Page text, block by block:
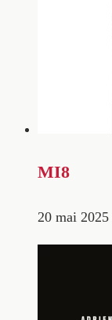
MI8
20 mai 2025